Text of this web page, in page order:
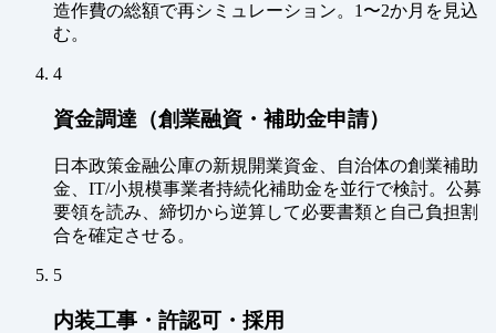
造作費の総額で再シミュレーション。1〜2か月を見込
む。
4
資金調達（創業融資・補助金申請）
日本政策金融公庫の新規開業資金、自治体の創業補助
金、IT/小規模事業者持続化補助金を並行で検討。公募
要領を読み、締切から逆算して必要書類と自己負担割
合を確定させる。
5
内装工事・許認可・採用